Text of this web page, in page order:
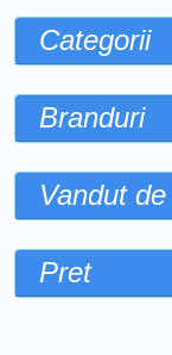
Categorii
Branduri
Vandut de
Pret